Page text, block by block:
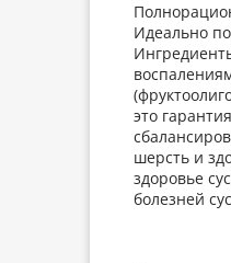
Идеально
это
шерсть и
здоровье
болезней